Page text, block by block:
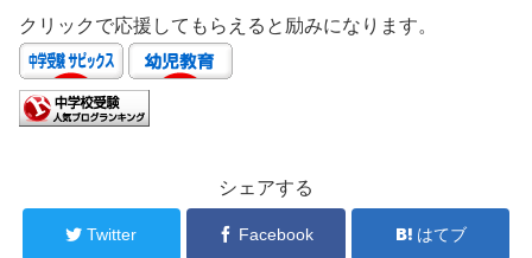
クリックで応援してもらえると励みになります。
シェアする
Twitter Facebook はてブ